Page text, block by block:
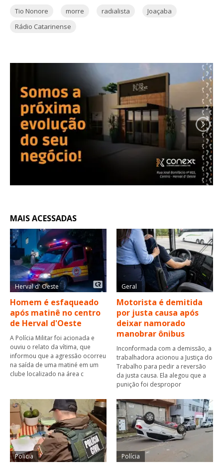
Tio Nonore morre radialista
Joaçaba
Rádio Catarinense
MAIS ACESSADAS
Herval d' Oeste
Homem é esfaqueado
após matinê no centro
de Herval d'Oeste
A Polícia Militar foi acionada e
ouviu o relato da vítima, que
informou que a agressão ocorreu
na saída de uma matiné em um
clube localizado na área c
Geral
Motorista é demitida
por justa causa após
deixar namorado
manobrar ônibus
Inconformada com a demissão, a
trabalhadora acionou a Justiça do
Trabalho para pedir a reversão
da justa causa. Ela alegou que a
punição foi despropor
Polícia Polícia